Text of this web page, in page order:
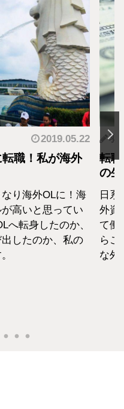
2019.05.22
職！私が海外
り海外OLに！海
高いと思ってい
へ転身したのか、
したのか、私の
羽
転
の
日
外資
て働
らこ
な外